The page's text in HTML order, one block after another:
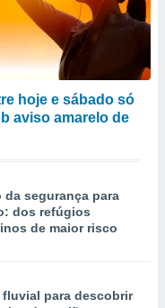
hoje e sábado só
aviso amarelo de
da segurança para
dos refúgios
de maior risco
fluvial para descobrir